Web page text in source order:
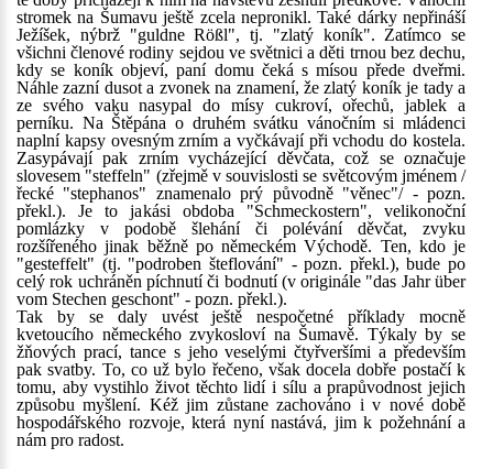
stromek na Šumavu ještě zcela nepronikl. Také dárky nepřináší
Ježíšek, nýbrž "guldne Rößl", tj. "zlatý koník". Zatímco se
všichni členové rodiny sejdou ve světnici a děti trnou bez dechu,
kdy se koník objeví, paní domu čeká s mísou přede dveřmi.
Náhle zazní dusot a zvonek na znamení, že zlatý koník je tady a
ze svého vaku nasypal do mísy cukroví, ořechů, jablek a
perníku. Na Štěpána o druhém svátku vánočním si mládenci
naplní kapsy ovesným zrním a vyčkávají při vchodu do kostela.
Zasypávají pak zrním vycházející děvčata, což se označuje
slovesem "steffeln" (zřejmě v souvislosti se světcovým jménem /
řecké "stephanos" znamenalo prý původně "věnec"/ - pozn.
překl.). Je to jakási obdoba "Schmeckostern", velikonoční
pomlázky v podobě šlehání či polévání děvčat, zvyku
rozšířeného jinak běžně po německém Východě. Ten, kdo je
"gesteffelt" (tj. "podroben šteflování" - pozn. překl.), bude po
celý rok uchráněn píchnutí či bodnutí (v originále "das Jahr über
vom Stechen geschont" - pozn. překl.).
Tak by se daly uvést ještě nespočetné příklady mocně
kvetoucího německého zvykosloví na Šumavě. Týkaly by se
žňových prací, tance s jeho veselými čtyřveršími a především
pak svatby. To, co už bylo řečeno, však docela dobře postačí k
tomu, aby vystihlo život těchto lidí i sílu a prapůvodnost jejich
způsobu myšlení. Kéž jim zůstane zachováno i v nové době
hospodářského rozvoje, která nyní nastává, jim k požehnání a
nám pro radost.